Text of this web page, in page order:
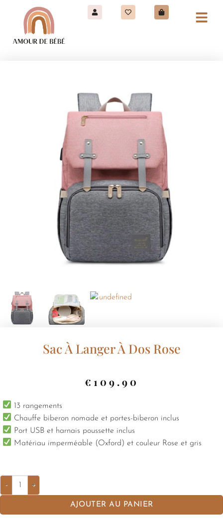
Sac À Langer À Dos Rose
€ 109.90
13 rangements
Chauffe biberon nomade et portes-biberon inclus
Port USB et harnais poussette inclus
Matériau imperméable (Oxford) et couleur Rose et gris
AJOUTER AU PANIER